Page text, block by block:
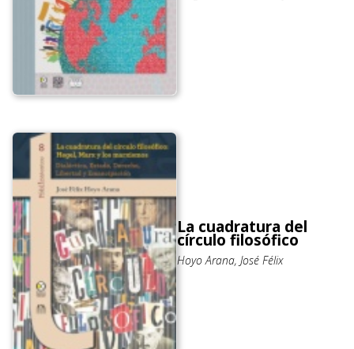
La cuadratura del
círculo filosófico
Hoyo Arana, José Félix